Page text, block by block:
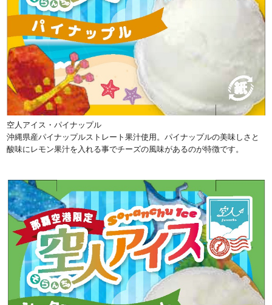
空人アイス・パイナップル
沖縄県産パイナップルストレート果汁使用。パイナップルの美味しさと
酸味にレモン果汁を入れる事でチーズの風味があるのが特徴です。